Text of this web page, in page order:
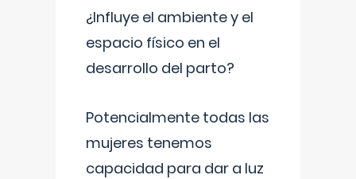
¿Influye el ambiente y el
espacio físico en el
desarrollo del parto?
Potencialmente todas las
mujeres tenemos
capacidad para dar a luz